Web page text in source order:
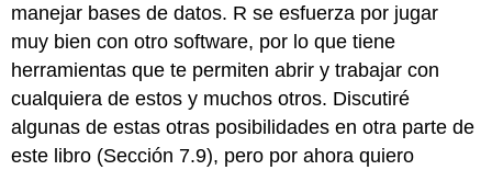
manejar bases de datos. R se esfuerza por jugar
muy bien con otro software, por lo que tiene
herramientas que te permiten abrir y trabajar con
cualquiera de estos y muchos otros. Discutiré
algunas de estas otras posibilidades en otra parte de
este libro (Sección 7.9), pero por ahora quiero